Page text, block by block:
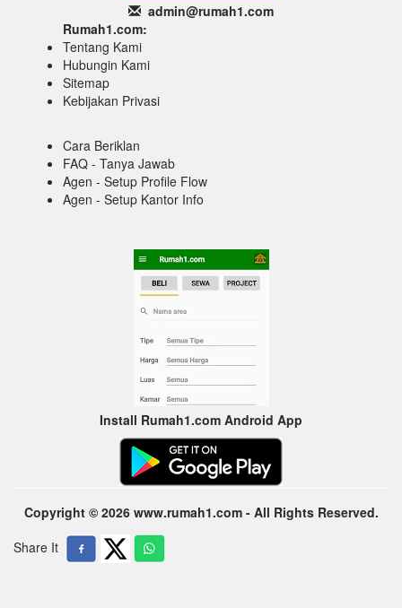
admin@rumah1.com
Rumah1.com:
Tentang Kami
Hubungin Kami
Sitemap
Kebijakan Privasi
Cara Beriklan
FAQ - Tanya Jawab
Agen - Setup Profile Flow
Agen - Setup Kantor Info
Install Rumah1.com Android App
Copyright © 2026 www.rumah1.com - All Rights Reserved.
Share It